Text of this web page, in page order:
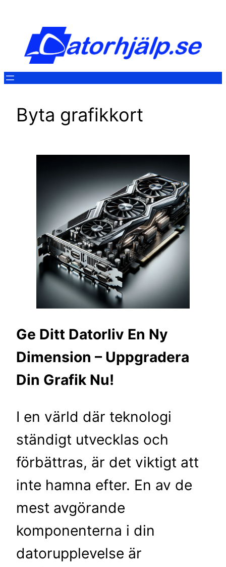
innehåll
Byta grafikkort
Ge Ditt Datorliv En Ny
Dimension – Uppgradera
Din Grafik Nu!
I en värld där teknologi
ständigt utvecklas och
förbättras, är det viktigt att
inte hamna efter. En av de
mest avgörande
komponenterna i din
datorupplevelse är